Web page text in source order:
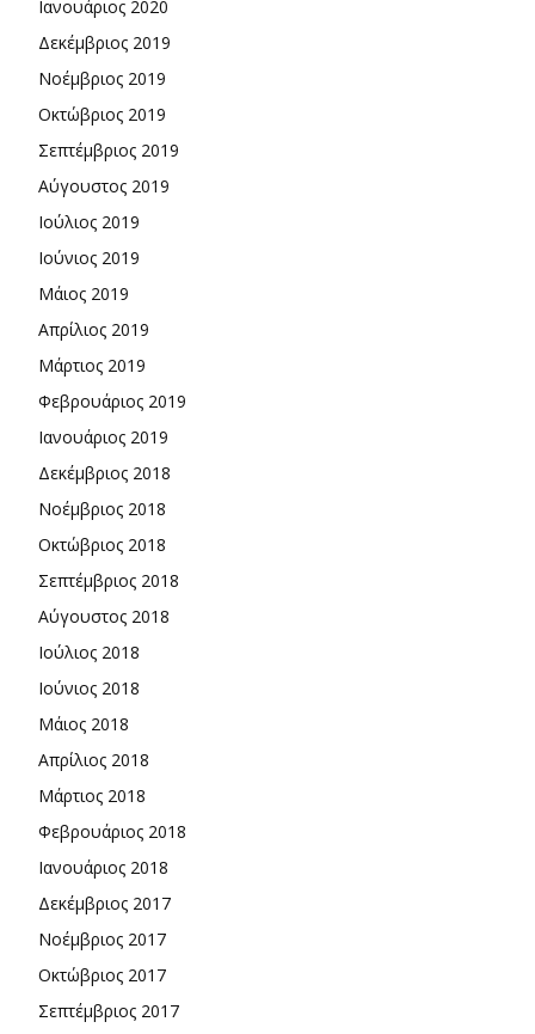
Ιανουάριος 2020
Δεκέμβριος 2019
Νοέμβριος 2019
Οκτώβριος 2019
Σεπτέμβριος 2019
Αύγουστος 2019
Ιούλιος 2019
Ιούνιος 2019
Μάιος 2019
Απρίλιος 2019
Μάρτιος 2019
Φεβρουάριος 2019
Ιανουάριος 2019
Δεκέμβριος 2018
Νοέμβριος 2018
Οκτώβριος 2018
Σεπτέμβριος 2018
Αύγουστος 2018
Ιούλιος 2018
Ιούνιος 2018
Μάιος 2018
Απρίλιος 2018
Μάρτιος 2018
Φεβρουάριος 2018
Ιανουάριος 2018
Δεκέμβριος 2017
Νοέμβριος 2017
Οκτώβριος 2017
Σεπτέμβριος 2017